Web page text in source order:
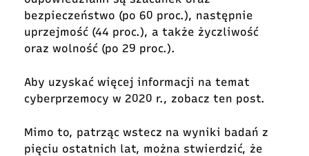
bezpieczeństwo (po 60 proc.), następnie
uprzejmość (44 proc.), a także życzliwość
oraz wolność (po 29 proc.).
Aby uzyskać więcej informacji na temat
cyberprzemocy w 2020 r., zobacz ten post.
Mimo to, patrząc wstecz na wyniki badań z
pięciu ostatnich lat, można stwierdzić, że